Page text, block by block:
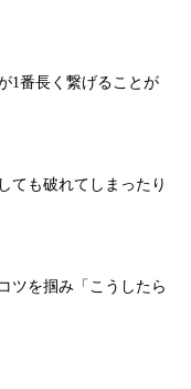
1番長く繋げることが
ても破れてしまったり
ツを掴み「こうしたら